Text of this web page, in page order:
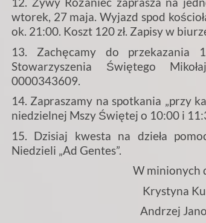
wtorek, 27 maja. Wyjazd spod
ok. 21:00. Koszt 120 zł. Zapisy w
13. Zachęcamy do przekazania
Stowarzyszenia Świętego
0000343609.
14. Zapraszamy na spotkania „przy
niedzielnej Mszy Świętej o 10:00 i
15. Dzisiaj kwesta na dzieła
Niedzieli „Ad Gentes”.
W minionych
Krystyna
Andrzej